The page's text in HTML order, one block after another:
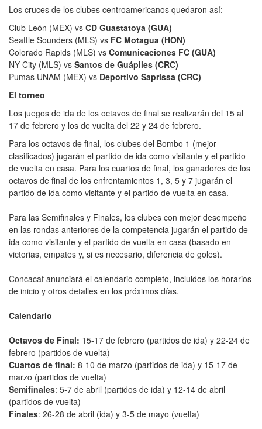
Los cruces de los clubes centroamericanos quedaron así:
Club León (MEX) vs CD Guastatoya (GUA)
Seattle Sounders (MLS) vs FC Motagua (HON)
Colorado Rapids (MLS) vs Comunicaciones FC (GUA)
NY City (MLS) vs Santos de Guápiles (CRC)
Pumas UNAM (MEX) vs Deportivo Saprissa (CRC)
El torneo
Los juegos de ida de los octavos de final se realizarán del 15 al
17 de febrero y los de vuelta del 22 y 24 de febrero.
Para los octavos de final, los clubes del Bombo 1 (mejor
clasificados) jugarán el partido de ida como visitante y el partido
de vuelta en casa. Para los cuartos de final, los ganadores de los
octavos de final de los enfrentamientos 1, 3, 5 y 7 jugarán el
partido de ida como visitante y el partido de vuelta en casa.
Para las Semifinales y Finales, los clubes con mejor desempeño
en las rondas anteriores de la competencia jugarán el partido de
ida como visitante y el partido de vuelta en casa (basado en
victorias, empates y, si es necesario, diferencia de goles).
Concacaf anunciará el calendario completo, incluidos los horarios
de inicio y otros detalles en los próximos días.
Calendario
Octavos de Final: 15-17 de febrero (partidos de ida) y 22-24 de
febrero (partidos de vuelta)
Cuartos de final: 8-10 de marzo (partidos de ida) y 15-17 de
marzo (partidos de vuelta)
Semifinales: 5-7 de abril (partidos de ida) y 12-14 de abril
(partidos de vuelta)
Finales: 26-28 de abril (ida) y 3-5 de mayo (vuelta)